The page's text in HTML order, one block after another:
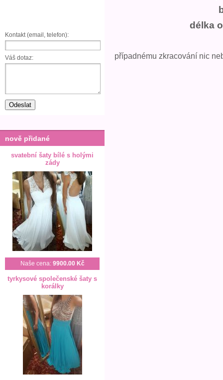
Kontakt (email, telefon):
Váš dotaz:
nově přidané
svatební šaty bílé s holými
zády
Naše cena: 9900.00 Kč
tyrkysové společenské šaty s
korálky
délka
případnému zkracování nic